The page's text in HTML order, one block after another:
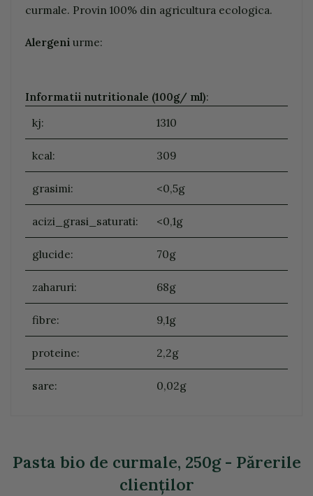
curmale. Provin 100% din agricultura ecologica.
Alergeni urme:
Informatii nutritionale (100g/ ml):
kj:
1310
kcal: 309
grasimi: <0,5g
acizi_grasi_saturati: <0,1g
glucide: 70g
zaharuri: 68g
fibre: 9,1g
proteine: 2,2g
sare: 0,02g
Pasta bio de curmale, 250g - Părerile
clienţilor